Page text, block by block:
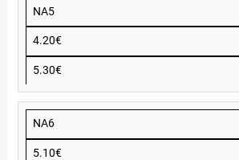
NA5
4.20€
5.30€
NA6
5.10€